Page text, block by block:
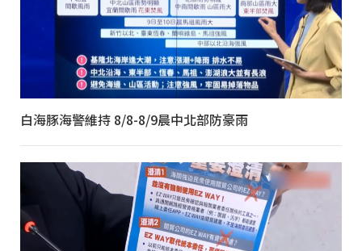
白海豚海警維持 8/8-8/9晨中北部防豪雨